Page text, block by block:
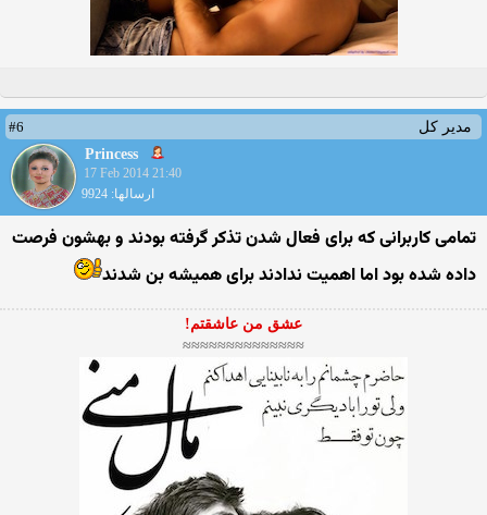
مدیر کل
#6
Princess
17 Feb 2014 21:40
ارسالها: 9924
تمامی کاربرانی که برای فعال شدن تذکر گرفته بودند و بهشون فرصت
داده شده بود اما اهمیت ندادند برای همیشه بن شدند
عشق من عاشقتم!
≈≈≈≈≈≈≈≈≈≈≈≈≈≈